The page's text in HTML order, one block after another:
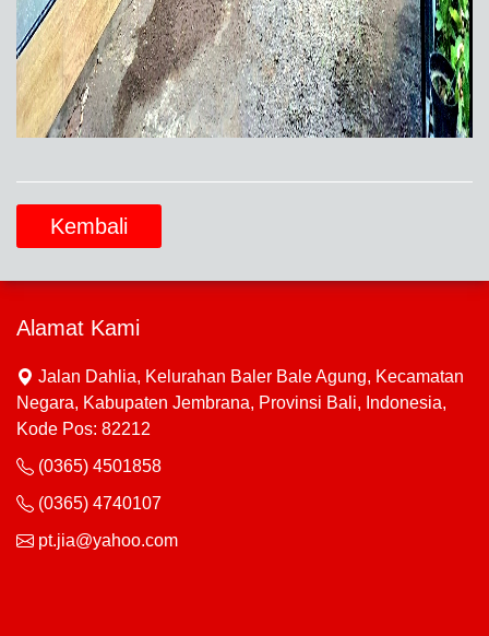
Kembali
Alamat Kami
Jalan Dahlia, Kelurahan Baler Bale Agung, Kecamatan
Negara, Kabupaten Jembrana, Provinsi Bali, Indonesia,
Kode Pos: 82212
(0365) 4501858
(0365) 4740107
pt.jia@yahoo.com